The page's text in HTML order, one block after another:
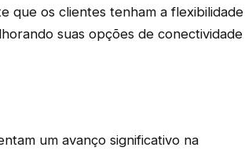
que os clientes tenham a flexibilidade
suas opções de conectividade
um avanço significativo na